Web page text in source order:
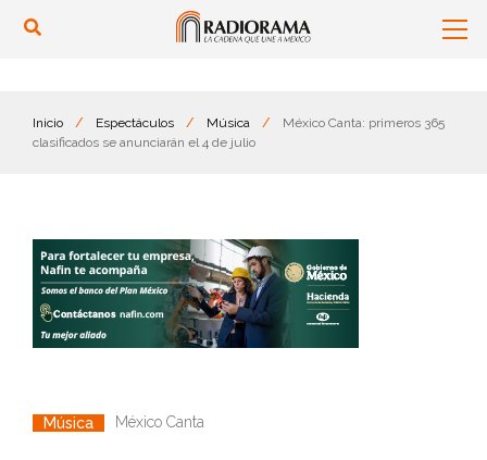
Inicio / Espectáculos / Música /
México Canta: primeros 365
clasificados se anunciarán el 4 de julio
Música México Canta